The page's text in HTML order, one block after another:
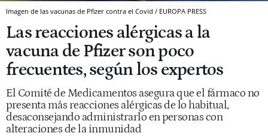
Imagen de las vacunas de Pfizer contra el Covid / EUROPA PRESS
Las reacciones alérgicas a la
vacuna de Pfizer son poco
frecuentes, según los expertos
El Comité de Medicamentos asegura que el fármaco no
presenta más reacciones alérgicas de lo habitual,
desaconsejando administrarlo en personas con
alteraciones de la inmunidad